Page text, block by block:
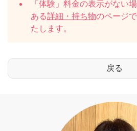
「体験」料金の表示がない
ある詳細・持ち物のページ
たします。